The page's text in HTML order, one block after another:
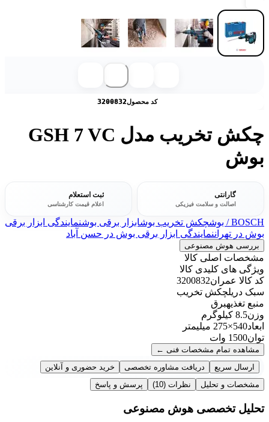
کد محصول3200832
چکش تخریب مدل ‏GSH 7 VC
بوش
گارانتی
اصالت و سلامت فیزیکی
ثبت استعلام
اعلام قیمت کارشناسی
BOSCH / بوش چکش تخریب بوشابزار برقی بوشنمایندگی ابزار برقی
بوش در تهراننمایندگی ابزار برقی بوش در حسن آباد
بررسی هوش مصنوعی
مشخصات اصلی کالا
ویژگی های کلیدی کالا
کد کالا عمران3200832
سبک دریلچکش تخریب
منبع تغذیهبرق
وزن8.5 کیلوگرم
ابعاد540×275 میلیمتر
توان1500 وات
مشاهده تمام مشخصات فنی ←
ارسال سریع
دریافت مشاوره تخصصی
خرید حضوری و آنلاین
مشخصات و تحلیل
نظرات (10) پرسش و پاسخ
تحلیل تخصصی هوش مصنوعی